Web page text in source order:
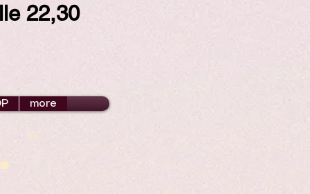
22,30
more